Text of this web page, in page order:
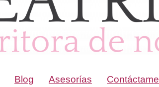
Blog Asesorías Contáctame